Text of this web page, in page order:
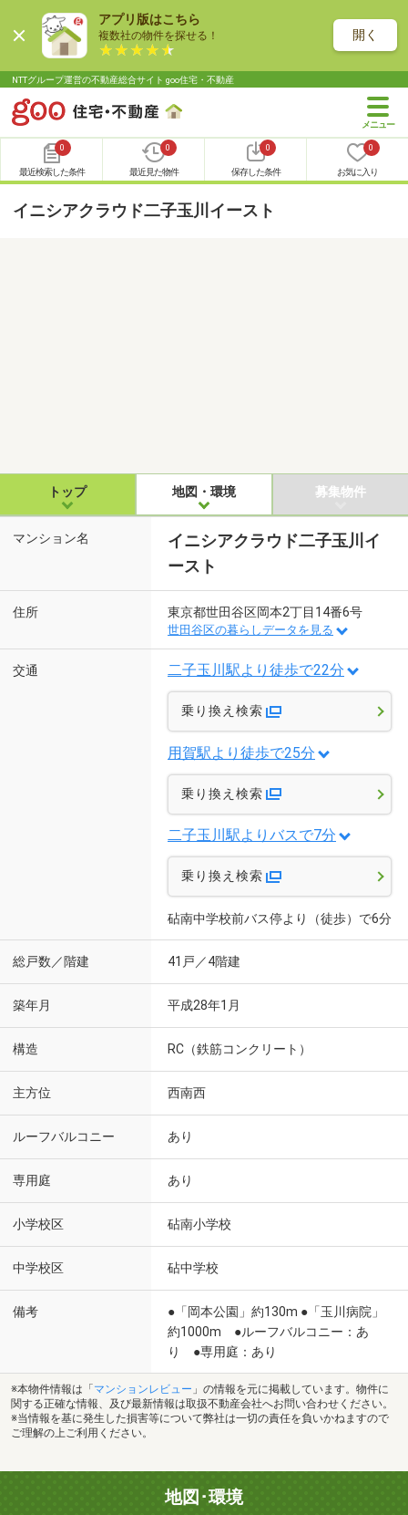
アプリ版はこちら
複数社の物件を探せる！ 開く
NTTグループ運営の不動産総合サイト goo住宅・不動産
0
最近検索した条件
0
最近見た物件
0
保存した条件
0
お気に入り
イニシアクラウド二子玉川イースト
トップ 地図・環境 募集物件
マンション名
イニシアクラウド二子玉川イ
ースト
住所 東京都世田谷区岡本2丁目14番6号
世田谷区の暮らしデータを見る
交通 二子玉川駅より徒歩で22分
乗り換え検索
用賀駅より徒歩で25分
乗り換え検索
二子玉川駅よりバスで7分
乗り換え検索
砧南中学校前バス停より（徒歩）で6分
総戸数／階建 41戸／4階建
築年月 平成28年1月
構造 RC（鉄筋コンクリート）
主方位 西南西
ルーフバルコニー あり
専用庭 あり
小学校区 砧南小学校
中学校区 砧中学校
備考
●「岡本公園」約130m ●「玉川病院」
約1000m ●ルーフバルコニー：あ
り ●専用庭：あり
※本物件情報は「 マンションレビュー 」の情報を元に掲載しています。物件に
関する正確な情報、及び最新情報は取扱不動産会社へお問い合わせください。
※当情報を基に発生した損害等について弊社は一切の責任を負いかねますので
ご理解の上ご利用ください。
地図･環境